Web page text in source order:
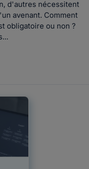
d'autres nécessitent
avenant. Comment
obligatoire ou non ?